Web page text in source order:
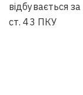
відбувається
ст. 43 ПКУ